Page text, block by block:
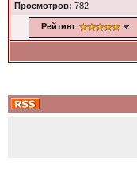
Просмотров: 782
Рейтинг